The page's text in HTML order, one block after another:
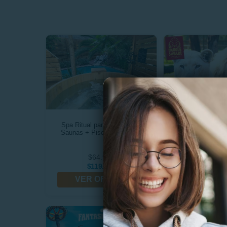
Spa Ritual para 2: Tinajas+
Saunas + Piscina + Masaje
$64.990
$119.990
VER OFERTA
Entrada
$22.000
VER